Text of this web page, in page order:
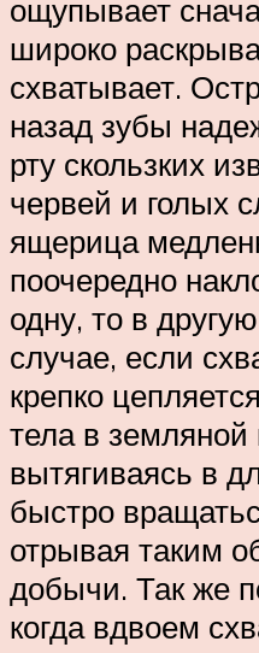
ощупывает
широко
схватывает.
назад зубы
рту скользких
червей и голых
ящерица
поочередно
одну, то в
случае, если
крепко
тела в земляной
вытягиваясь в
быстро
отрывая таким
добычи. Так же
когда вдвоем